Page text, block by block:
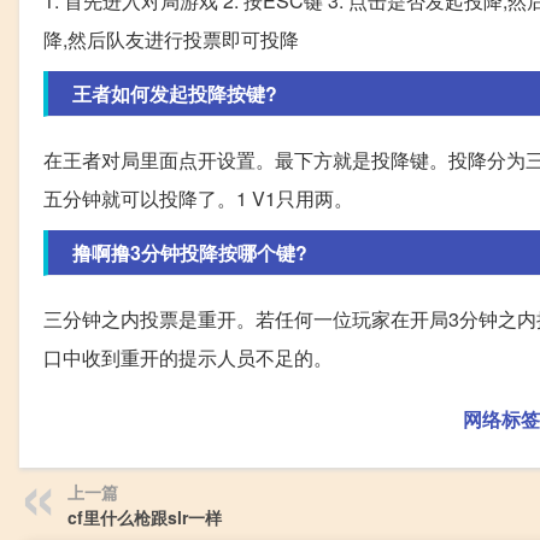
降,然后队友进行投票即可投降
王者如何发起投降按键?
在王者对局里面点开设置。最下方就是投降键。投降分
五分钟就可以投降了。1 V1只用两。
撸啊撸3分钟投降按哪个键?
三分钟之内投票是重开。若任何一位玩家在开局3分钟之
口中收到重开的提示人员不足的。
网络标
上一篇
cf里什么枪跟slr一样